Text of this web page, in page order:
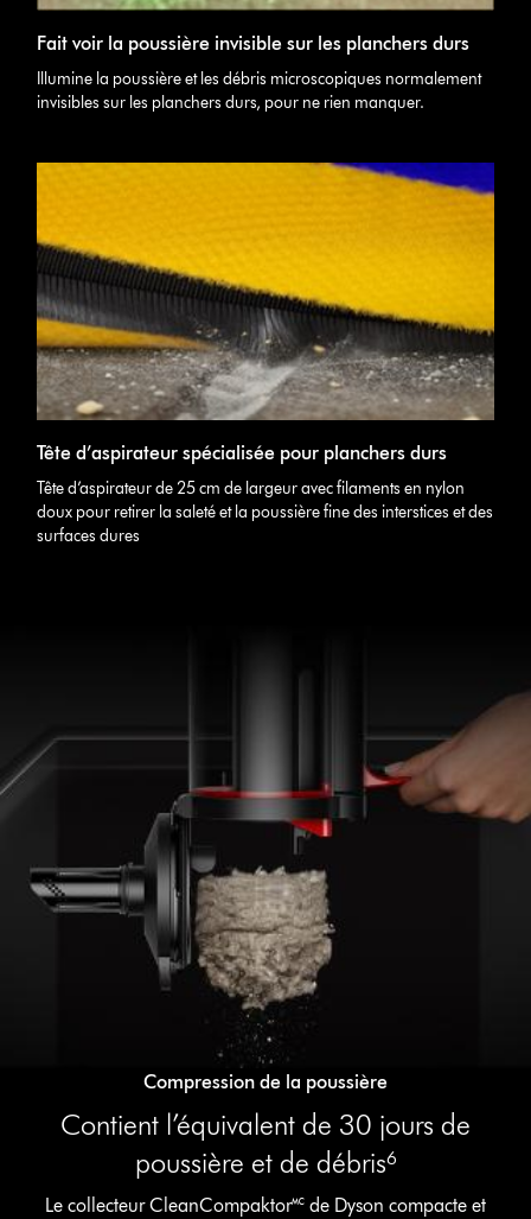
Fait voir la poussière invisible sur les planchers durs
Illumine la poussière et les débris microscopiques normalement
invisibles sur les planchers durs, pour ne rien manquer.
Tête d’aspirateur spécialisée pour planchers durs
Tête d’aspirateur de 25 cm de largeur avec filaments en nylon
doux pour retirer la saleté et la poussière fine des interstices et des
surfaces dures
Compression de la poussière
Contient l’équivalent de 30 jours de
poussière et de débris⁶
Le collecteur CleanCompaktor🅪 de Dyson compacte et